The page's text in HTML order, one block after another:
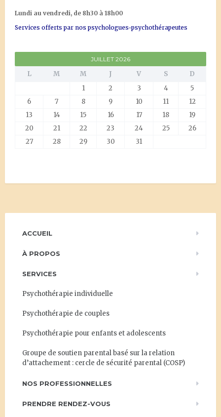
Lundi au vendredi, de 8h30 à 18h00
Services offerts par nos psychologues-psychothérapeutes
JUILLET 2026
L M M J V S
D
1
2 3 4
5
6
7 8 9 10 11
12
13
14 15 16 17 18
19
20
21 22 23 24 25
26
27
28 29 30 31
ACCUEIL
À PROPOS
SERVICES
Psychothérapie individuelle
Psychothérapie de couples
Psychothérapie pour enfants et adolescents
Groupe de soutien parental basé sur la relation
d’attachement : cercle de sécurité parental (COSP)
NOS PROFESSIONNELLES
PRENDRE RENDEZ-VOUS